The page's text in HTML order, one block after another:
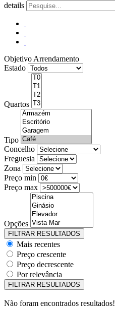
details
Objetivo Arrendamento
Estado
Quartos
Tipo
Concelho
Freguesia
Zona
Preço min
Preço max
Opções
Mais recentes
Preço crescente
Preço decrescente
Por relevância
Não foram encontrados resultados!